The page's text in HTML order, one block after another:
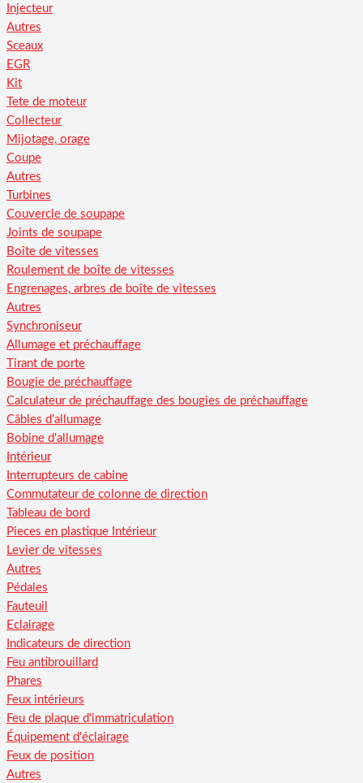
Injecteur
Autres
Sceaux
EGR
Kit
Tete de moteur
Collecteur
Mijotage, orage
Coupe
Autres
Turbines
Couvercle de soupape
Joints de soupape
Boîte de vitesses
Roulement de boîte de vitesses
Engrenages, arbres de boîte de vitesses
Autres
Synchroniseur
Allumage et préchauffage
Tirant de porte
Bougie de préchauffage
Calculateur de préchauffage des bougies de préchauffage
Câbles d'allumage
Bobine d'allumage
Intérieur
Interrupteurs de cabine
Commutateur de colonne de direction
Tableau de bord
Pieces en plastique Intérieur
Levier de vitesses
Autres
Pédales
Fauteuil
Eclairage
Indicateurs de direction
Feu antibrouillard
Phares
Feux intérieurs
Feu de plaque d'immatriculation
Équipement d'éclairage
Feux de position
Autres